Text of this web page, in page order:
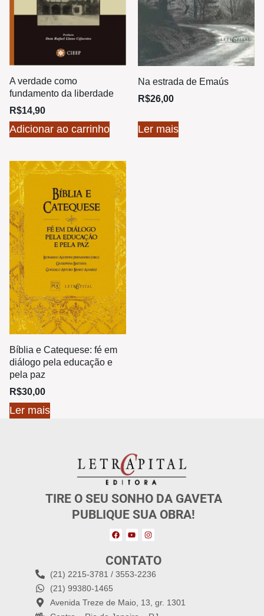
A verdade como
fundamento da liberdade
R$14,90
Adicionar ao carrinho
Na estrada de Emaús
R$26,00
Ler mais
Bíblia e Catequese: fé em
diálogo pela educação e
pela paz
R$30,00
Ler mais
TIRE O SEU SONHO DA GAVETA
PUBLIQUE SUA OBRA!
CONTATO
(21) 2215-3781 / 3553-2236
(21) 99380-1465
Avenida Treze de Maio, 13, gr. 1301